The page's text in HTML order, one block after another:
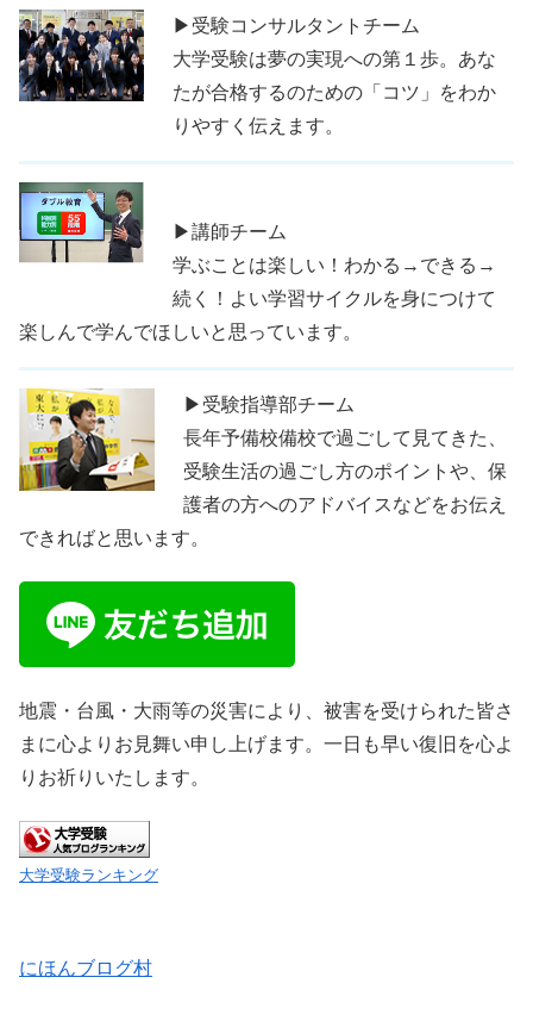
▶受験コンサルタントチーム
大学受験は夢の実現への第１歩。あな
たが合格するのための「コツ」をわか
りやすく伝えます。
▶講師チーム
学ぶことは楽しい！わかる→できる→
続く！よい学習サイクルを身につけて
楽しんで学んでほしいと思っています。
▶受験指導部チーム
長年予備校備校で過ごして見てきた、
受験生活の過ごし方のポイントや、保
護者の方へのアドバイスなどをお伝え
できればと思います。
地震・台風・大雨等の災害により、被害を受けられた皆さ
まに心よりお見舞い申し上げます。一日も早い復旧を心よ
りお祈りいたします。
大学受験ランキング
にほんブログ村